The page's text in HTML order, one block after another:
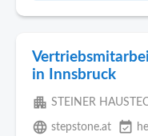
in Innsbruck
apartment STEINER
language stepstone.at event_available